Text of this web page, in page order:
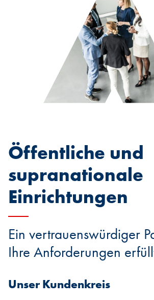
Öffentliche und
supranationale
Einrichtungen
Ein vertrauenswürdiger
Ihre Anforderungen
Unser Kundenkreis